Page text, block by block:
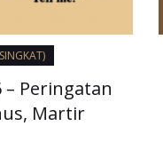
– Peringatan
Martir